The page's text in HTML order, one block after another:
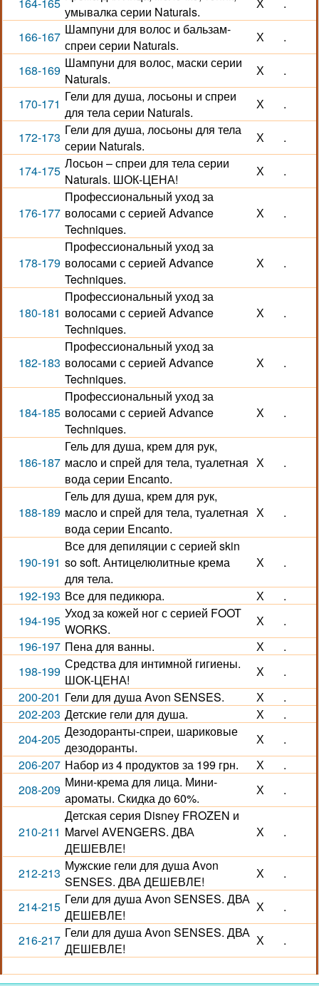
умывалка серии Naturals.
166-167 Шампуни для волос и бальзам-
спреи серии Naturals.
Х .
168-169 Шампуни для волос, маски серии
Naturals.
Х .
170-171 Гели для душа, лосьоны и спреи
для тела серии Naturals.
Х .
172-173 Гели для душа, лосьоны для тела
серии Naturals.
Х .
174-175 Лосьон – спреи для тела серии
Naturals. ШОК-ЦЕНА!
Х .
176-177
Профессиональный уход за
волосами с серией Advance
Techniques.
Х .
178-179
Профессиональный уход за
волосами с серией Advance
Techniques.
Х .
180-181
Профессиональный уход за
волосами с серией Advance
Techniques.
Х .
182-183
Профессиональный уход за
волосами с серией Advance
Techniques.
Х .
184-185
Профессиональный уход за
волосами с серией Advance
Techniques.
Х .
186-187
Гель для душа, крем для рук,
масло и спрей для тела, туалетная
вода серии Encanto.
Х .
188-189
Гель для душа, крем для рук,
масло и спрей для тела, туалетная
вода серии Encanto.
Х .
190-191
Все для депиляции с серией skin
so soft. Антицелюлитные крема
для тела.
Х .
192-193 Все для педикюра. Х
.
194-195 Уход за кожей ног с серией FOOT
WORKS.
Х
.
196-197 Пена для ванны. Х
.
198-199 Средства для интимной гигиены.
ШОК-ЦЕНА!
Х
.
200-201 Гели для душа Avon SENSES. Х
.
202-203 Детские гели для душа. Х
.
204-205 Дезодоранты-спреи, шариковые
дезодоранты.
Х
.
206-207 Набор из 4 продуктов за 199 грн. Х
.
208-209 Мини-крема для лица. Мини-
ароматы. Скидка до 60%.
Х .
210-211
Детская серия Disney FROZEN и
Marvel AVENGERS. ДВА
ДЕШЕВЛЕ!
Х .
212-213 Мужские гели для душа Avon
SENSES. ДВА ДЕШЕВЛЕ!
Х .
214-215 Гели для душа Avon SENSES. ДВА
ДЕШЕВЛЕ!
Х .
216-217 Гели для душа Avon SENSES. ДВА
ДЕШЕВЛЕ!
Х .